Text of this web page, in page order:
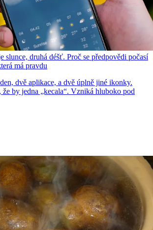
slunce, druhá déšť. Proč se předpovědi počasí
má pravdu
dvě aplikace, a dvě úplně jiné ikonky.
by jedna „kecala“. Vzniká hluboko pod